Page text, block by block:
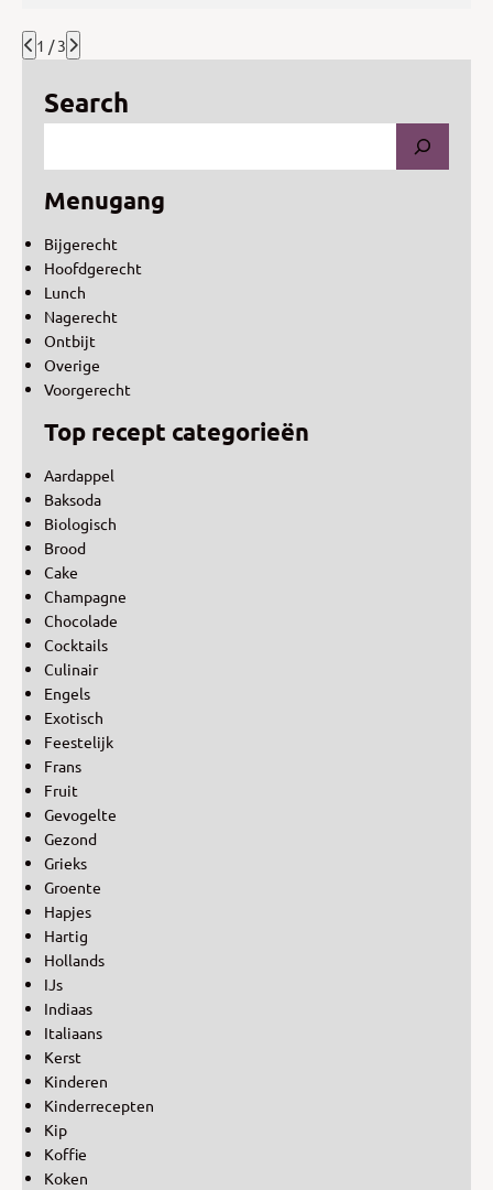
1 / 3
Search
Menugang
Bijgerecht
Hoofdgerecht
Lunch
Nagerecht
Ontbijt
Overige
Voorgerecht
Top recept categorieën
Aardappel
Baksoda
Biologisch
Brood
Cake
Champagne
Chocolade
Cocktails
Culinair
Engels
Exotisch
Feestelijk
Frans
Fruit
Gevogelte
Gezond
Grieks
Groente
Hapjes
Hartig
Hollands
IJs
Indiaas
Italiaans
Kerst
Kinderen
Kinderrecepten
Kip
Koffie
Koken